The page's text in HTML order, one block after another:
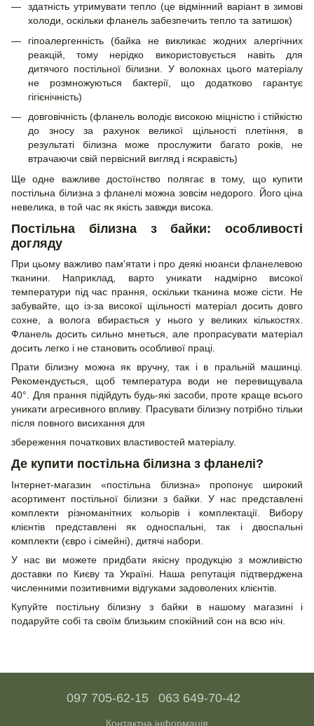
здатність утримувати тепло (це відмінний варіант в зимові
холоди, оскільки фланель забезпечить тепло та затишок)
гіпоалергенність (байка не викликає жодних алергічних
реакцій, тому нерідко використовується навіть для
дитячого постільної білизни. У волокнах цього матеріалу
не розмножуються бактерії, що додатково гарантує
гігієнічність)
довговічність (фланель володіє високою міцністю і стійкістю
до зносу за рахунок великої щільності плетіння, в
результаті білизна може прослужити багато років, не
втрачаючи свій первісний вигляд і яскравість)
Ще одне важливе достоїнство полягає в тому, що купити
постільна білизна з фланелі можна зовсім недорого. Його ціна
невелика, в той час як якість завжди висока.
Постільна білизна з байки: особливості
догляду
При цьому важливо пам'ятати і про деякі нюанси фланелевою
тканини. Наприклад, варто уникати надмірно високої
температури під час прання, оскільки тканина може сісти. Не
забувайте, що із-за високої щільності матеріал досить довго
сохне, а волога вбирається у нього у великих кількостях.
Фланель досить сильно мнеться, але пропрасувати матеріал
досить легко і не становить особливої праці.
Прати білизну можна як вручну, так і в пральній машинці.
Рекомендується, щоб температура води не перевищувала
40°. Для прання підійдуть будь-які засоби, проте краще всього
уникати агресивного впливу. Прасувати білизну потрібно тільки
після повного висихання для
збереження початкових властивостей матеріалу.
Де купити постільна білизна з фланелі?
Інтернет-магазин «постільна білизна» пропонує широкий
асортимент постільної білизни з байки. У нас представлені
комплекти різноманітних кольорів і комплектації. Вибору
клієнтів представлені як односпальні, так і двоспальні
комплекти (євро і сімейні), дитячі набори.
У нас ви можете придбати якісну продукцію з можливістю
доставки по Києву та Україні. Наша репутація підтверджена
численними позитивними відгуками задоволених клієнтів.
Купуйте постільну білизну з байки в нашому магазині і
подаруйте собі та своїм близьким спокійний сон на всю ніч.
097 705-62-15 063 649-70-42
Контактна інформація